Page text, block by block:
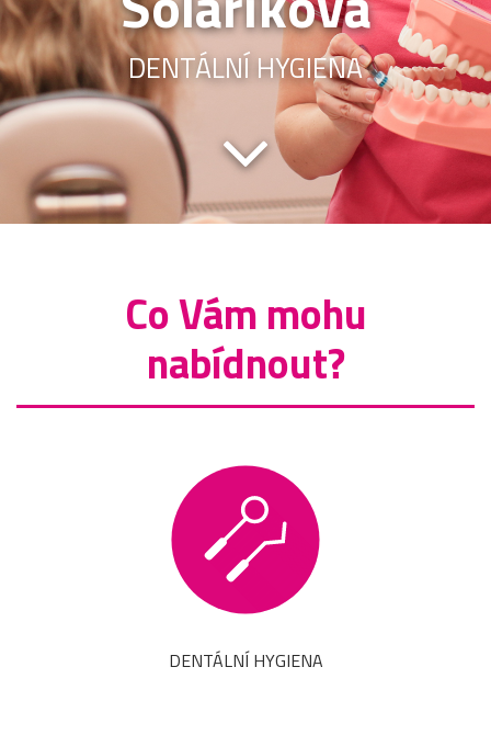
DENTÁLNÍ HYGIENA
Co Vám mohu
nabídnout?
DENTÁLNÍ HYGIENA